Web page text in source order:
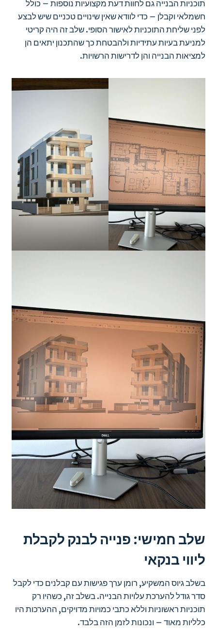
תוכניות הבנייה גם לחוות דעת מקצועיות נוספות – כולל
חשמלאי וקבלן – כדי לוודא שאין שינויים טכניים שיש לבצע
לפני שליחת התוכניות לאישור הסופי. שלב זה היה קריטי
למניעת בעיות עתידיות ולהבטחת כך שהתכנון יתאים הן
למציאות הבנייה והן לדרישות הרשויות.
שלב חמישי: פנייה לבנק לקבלת
ליווי בנקאי
בשלב גיוס המשקיע, רומן ערך פגישות עם קבלנים כדי לקבל
סדר גודל להערכת עלויות הבנייה. בשלב זה, כשהיו רק
תוכניות ראשוניות וללא כתבי כמויות מדויקים, ההערכות היו
כלליות מאוד – ונכונות לזמן הזה בלבד.